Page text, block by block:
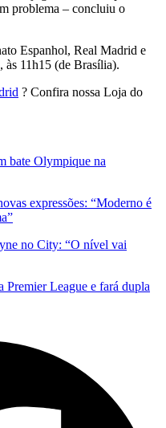
problema – concluiu o
Espanhol, Real Madrid e
às 11h15 (de Brasília).
? Confira nossa Loja do
bate Olympique na
expressões: “Moderno é
no City: “O nível vai
League e fará dupla